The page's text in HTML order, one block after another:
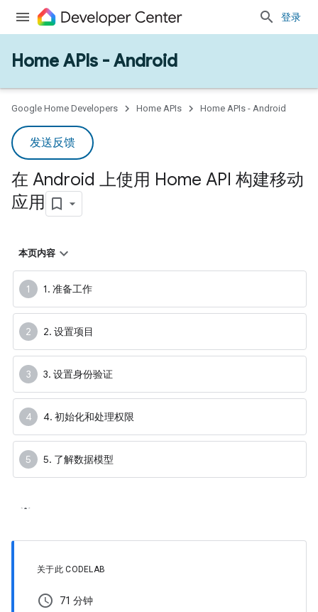
登录
Home APIs - Android
Google Home Developers Home APIs Home APIs - Android
发送反馈
在 Android 上使用 Home API 构建移动
应用
本页内容
1. 准备工作
2. 设置项目
3. 设置身份验证
4. 初始化和处理权限
5. 了解数据模型
关于此 CODELAB
schedule 71 分钟